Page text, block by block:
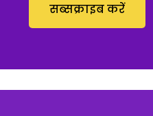
सब्सक्राइब करें